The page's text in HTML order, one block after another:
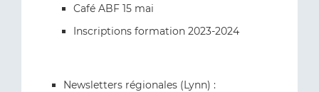
Café ABF 15 mai
Inscriptions formation 2023-2024
Newsletters régionales (Lynn) :